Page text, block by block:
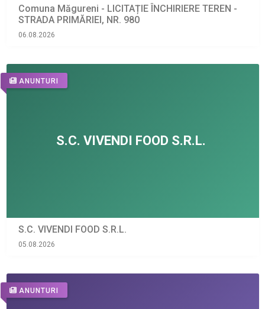
Comuna Măgureni - LICITAȚIE ÎNCHIRIERE TEREN -
STRADA PRIMĂRIEI, NR. 980
06.08.2026
ANUNTURI
S.C. VIVENDI FOOD S.R.L.
05.08.2026
ANUNTURI